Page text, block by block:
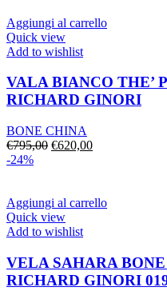
€899,00.€629,00.
Aggiungi al carrello
Quick view
Add to wishlist
VALA BIANCO THE’
RICHARD GINORI
BONE CHINA
€795,00 Il
€795,00.
€620,00Il
€620,00.
-24%
Aggiungi al carrello
Quick view
Add to wishlist
VELA SAHARA
RICHARD GINORI